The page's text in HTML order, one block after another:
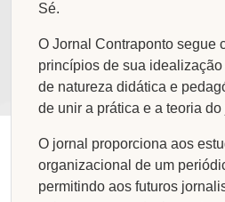
Sé.
O Jornal Contraponto segue
princípios de sua
de natureza didática e
de unir a prática e a teoria
O jornal proporciona aos
organizacional de um
permitindo aos futuros